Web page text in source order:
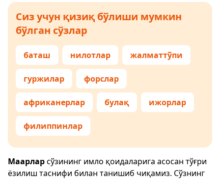
Сиз учун қизиқ бўлиши мумкин
бўлган сўзлар
баташ нилотлар жалматтўпи
гуржилар форслар
африканерлар булақ ижорлар
филиппинлар
Маарларсўзининг имло қоидаларига асосан тўғри
ёзилиш таснифи билан танишиб чиқамиз. Сўзнинг